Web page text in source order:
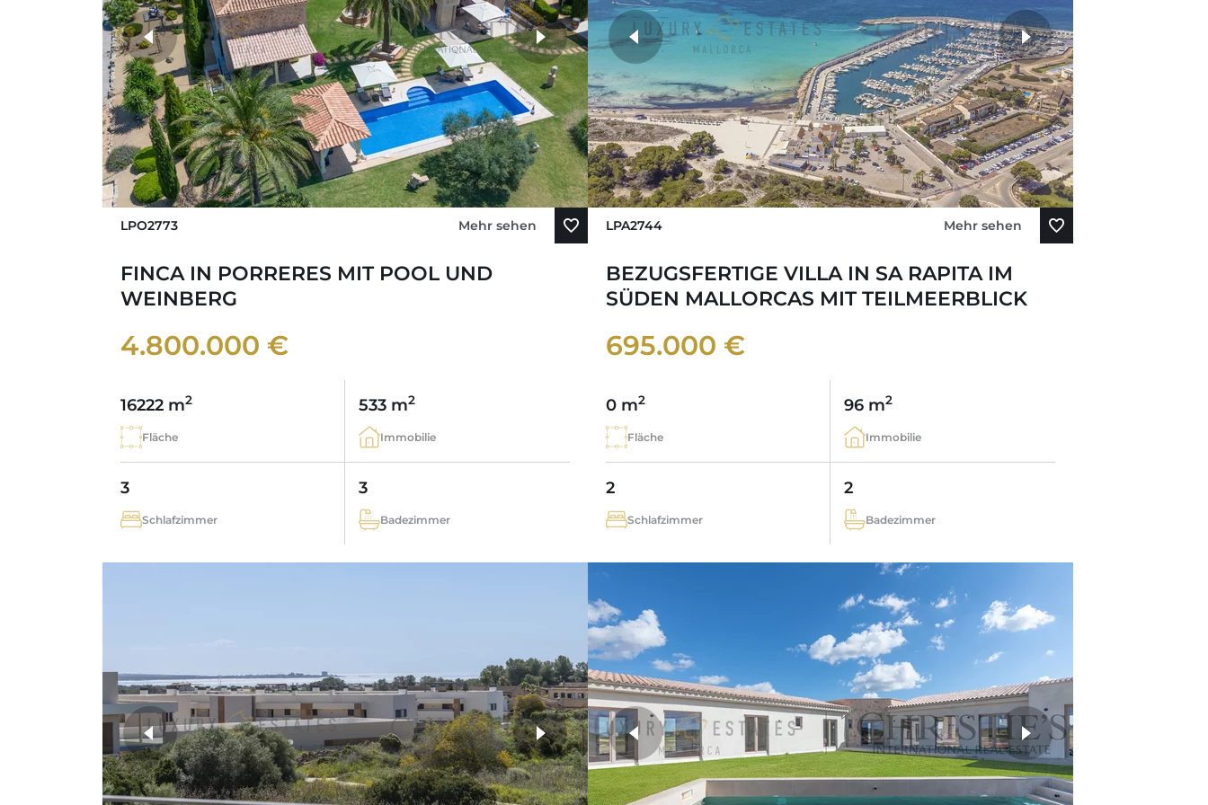
LPO2773 Mehr sehen
FINCA IN PORRERES MIT POOL UND
WEINBERG
4.800.000 €
16222 m2
Fläche
533 m2
Immobilie
3
Schlafzimmer
3
Badezimmer
weitere Fotos
LPA2744 Mehr sehen
BEZUGSFERTIGE VILLA IN SA RAPITA IM
SÜDEN MALLORCAS MIT TEILMEERBLICK
695.000 €
0 m2
Fläche
96 m2
Immobilie
2
Schlafzimmer
2
Badezimmer
weitere Fotos